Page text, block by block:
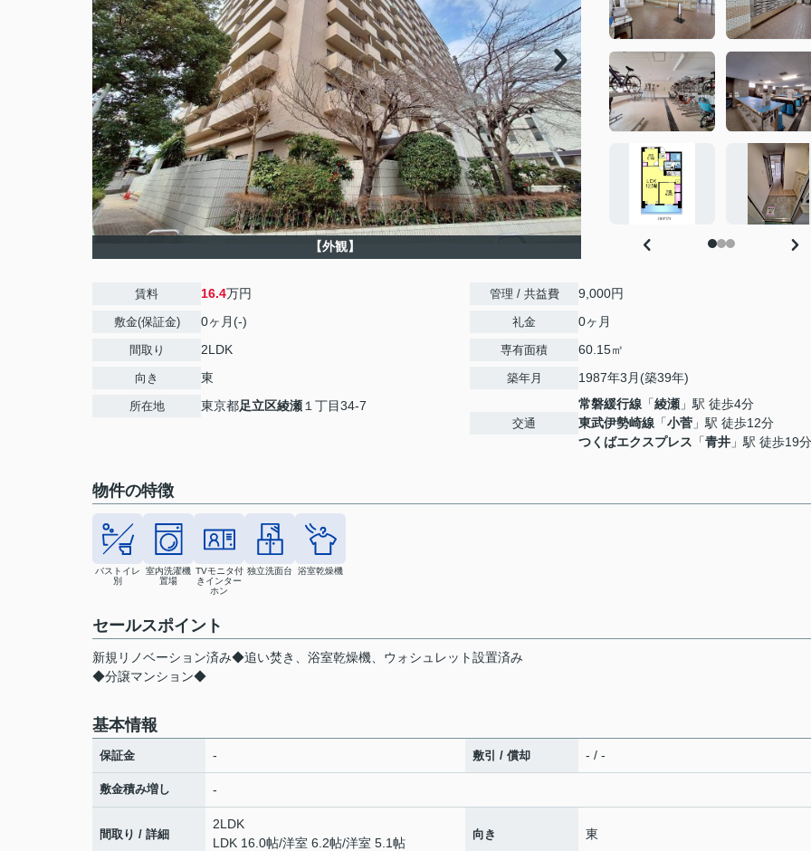
【外観】
賃料 16.4万円
敷金(保証金) 0ヶ月(-)
間取り 2LDK
向き 東
所在地 東京都足立区綾瀬 １丁目34-7
管理 / 共益費 9,000円
礼金 0ヶ月
専有面積 60.15㎡
築年月 1987年3月(築39年)
交通
常磐緩行線 「綾瀬 」駅 徒歩4分
東武伊勢崎線 「小菅 」駅 徒歩12分
つくばエクスプレス 「青井 」駅 徒歩19分
物件の特徴
バストイレ
別
室内洗濯機
置場
TVモニタ付
きインター
ホン
独立洗面台 浴室乾燥機
セールスポイント
新規リノベーション済み◆追い焚き、浴室乾燥機、ウォシュレット設置済み
◆分譲マンション◆
基本情報
保証金 - 敷引 / 償却 - / -
敷金積み増し -
間取り / 詳細
2LDK
LDK 16.0帖/洋室 6.2帖/洋室 5.1帖
向き 東